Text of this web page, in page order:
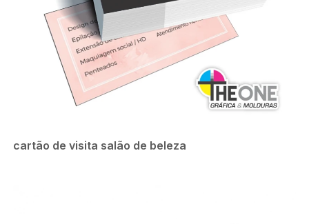
cartão de visita salão de beleza